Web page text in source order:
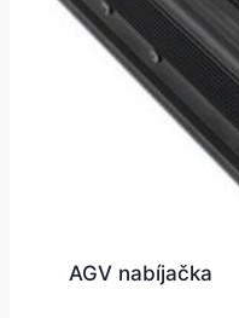
AGV nabíjačka